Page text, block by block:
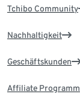
Tchibo Community
Nachhaltigkeit
Geschäftskunden
Affiliate Programm